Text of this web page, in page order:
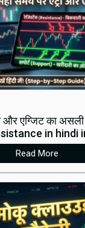
और एग्जिट का
in hindi
Read More